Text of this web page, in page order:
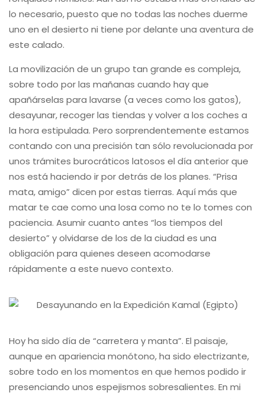
lo necesario, puesto que no todas las noches duerme
uno en el desierto ni tiene por delante una aventura de
este calado.
La movilización de un grupo tan grande es compleja,
sobre todo por las mañanas cuando hay que
apañárselas para lavarse (a veces como los gatos),
desayunar, recoger las tiendas y volver a los coches a
la hora estipulada. Pero sorprendentemente estamos
contando con una precisión tan sólo revolucionada por
unos trámites burocráticos latosos el día anterior que
nos está haciendo ir por detrás de los planes. “Prisa
mata, amigo” dicen por estas tierras. Aquí más que
matar te cae como una losa como no te lo tomes con
paciencia. Asumir cuanto antes “los tiempos del
desierto” y olvidarse de los de la ciudad es una
obligación para quienes deseen acomodarse
rápidamente a este nuevo contexto.
Hoy ha sido día de “carretera y manta”. El paisaje,
aunque en apariencia monótono, ha sido electrizante,
sobre todo en los momentos en que hemos podido ir
presenciando unos espejismos sobresalientes. En mi